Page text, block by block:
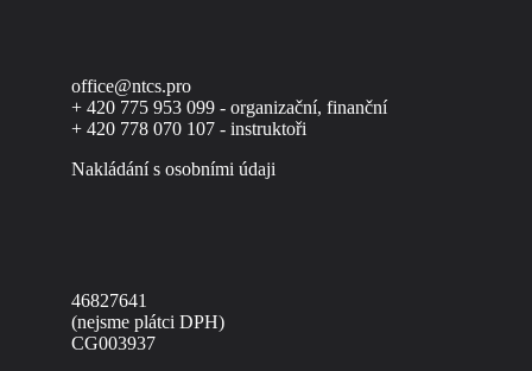
office@ntcs.pro
+ 420 775 953 099 - organizační, finanční
+ 420 778 070 107 - instruktoři
Nakládání s osobními údaji
46827641
(nejsme plátci DPH)
CG003937